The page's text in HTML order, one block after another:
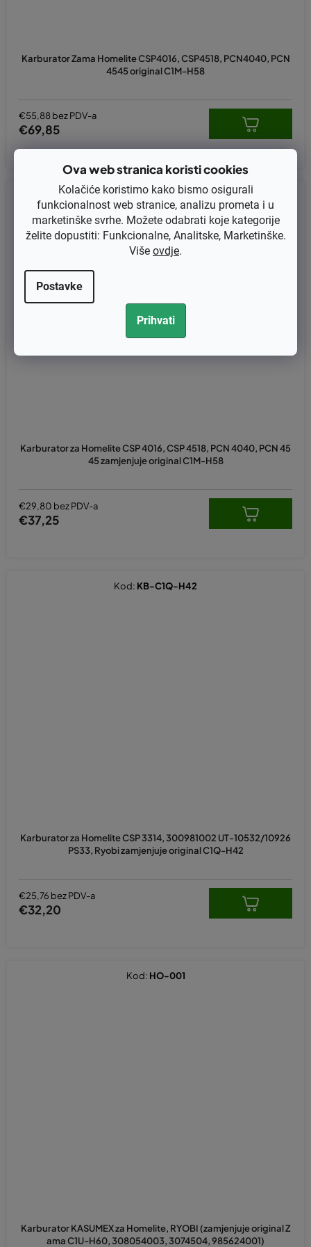
Ova web stranica koristi cookies
Kolačiće koristimo kako bismo osigurali
funkcionalnost web stranice, analizu prometa i u
marketinške svrhe. Možete odabrati koje kategorije
želite dopustiti: Funkcionalne, Analitske, Marketinške.
Više ovdje.
Postavke
Prihvati
Karburator Zama Homelite CSP4016, CSP4518, PCN4040, PCN
4545 original C1M-H58
€55,88 bez PDV-a
€69,85
Karburator za Homelite CSP 4016, CSP 4518, PCN 4040, PCN 45
45 zamjenjuje original C1M-H58
€29,80 bez PDV-a
€37,25
Kod:KB-C1M-H58
Karburator za Homelite CSP 3314, 300981002 UT-10532/10926
PS33, Ryobi zamjenjuje original C1Q-H42
€25,76 bez PDV-a
€32,20
Kod: KB-C1Q-H42
Karburator KASUMEX za Homelite, RYOBI (zamjenjuje original Z
ama C1U-H60, 308054003, 3074504, 985624001)
proizvoda
Kod: HO-001